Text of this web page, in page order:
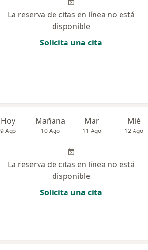
La reserva de citas en línea no está
disponible
Solicita una cita
Hoy
9 Ago
Mañana
10 Ago
Mar
11 Ago
Mié
12 Ago
La reserva de citas en línea no está
disponible
Solicita una cita